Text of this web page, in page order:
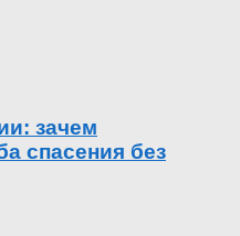
зачем
спасения без